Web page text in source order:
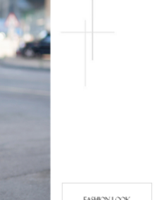
以下網址：
理人或監護人之同意方可使用
者引起之損失，本公司不負相關責
據個別帳號之用戶狀況，依本公司即
度不足之情形，本公司將視審查結果
資訊註冊。若發現惡意使用之情形，
戶之使用額度並採取法律行動。